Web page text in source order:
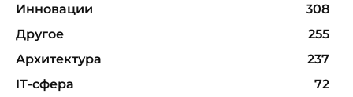
Инновации
308
Другое
255
Архитектура
237
ІТ-сфера
72